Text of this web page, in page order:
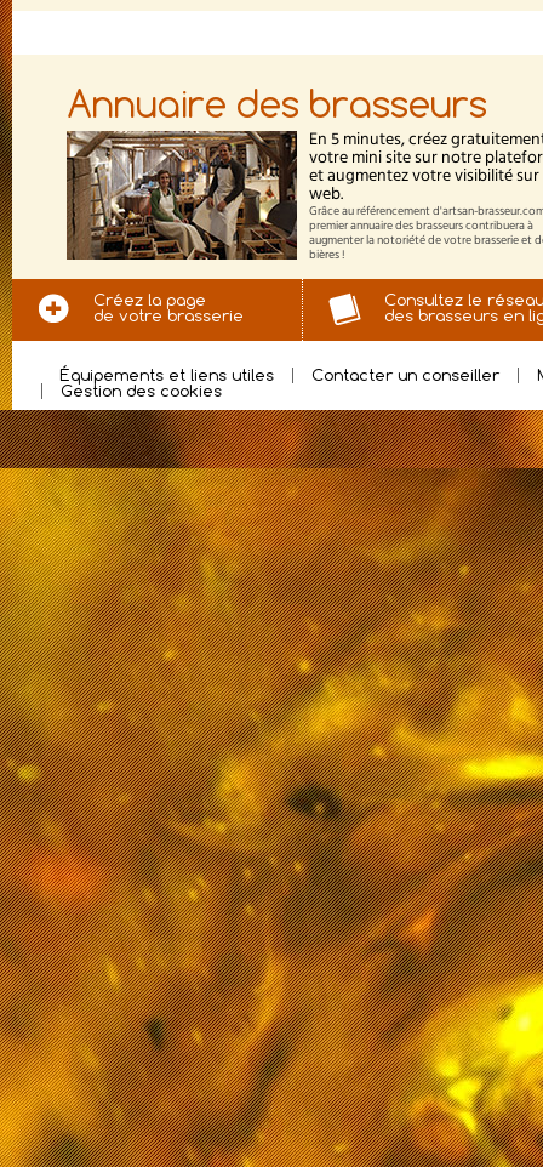
Annuaire des brasseurs
En 5 minutes, créez
votre mini site sur notre
et augmentez votre visibilité sur
web.
Grâce au référencement d'artsan-
premier annuaire des brasseurs contribuera à
augmenter la notoriété de votre brasserie et
bières !
Créez la page
de votre brasserie
Consultez le réseau
des brasseurs en
Équipements et liens utiles Contacter un conseiller
Gestion des cookies